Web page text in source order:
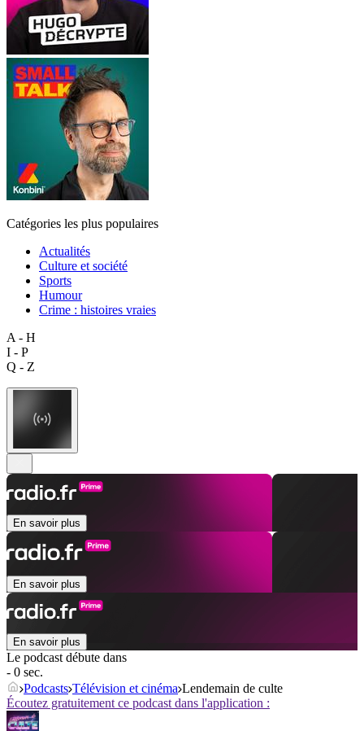
Catégories les plus populaires
Actualités
Culture et société
Sports
Humour
Crime : histoires vraies
A - H
I - P
Q - Z
En savoir plus
En savoir plus
En savoir plus
Le podcast débute dans
- 0 sec.
Podcasts Télévision et cinéma Lendemain de culte
Écoutez gratuitement ce podcast dans l'application :